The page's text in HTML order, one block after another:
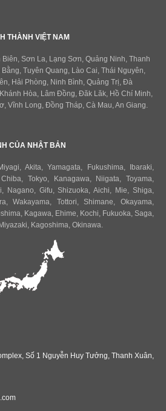
THÀNH VIỆT NAM
Sơn La, Lạng Sơn, Quảng Ninh, Thanh
Tuyên Quang, Lào Cai, Thái Nguyên,
Hải Phòng, Ninh Bình, Quảng Trị, Đà
Hòa, Lâm Đồng, Đăk Lăk, Hồ Chí Minh,
Vĩnh Long, Đồng Tháp, Cà Mau, An Giang.
CỦA NHẬT BẢN
,Akita,Yamagata, Fukushima, Ibaraki,
Chiba, Tokyo, Kanagawa, Niigata,Toyama,
, Nagano, Gifu, Shizuoka,Aichi, Mie, Shiga,
,Wakayama, Tottori, Shimane,Okayama,
, Kagawa, Ehime, Kochi, Fukuoka, Saga,
Miyazaki, Kagoshima, Okinawa.
Số 1 Nguyễn Huy Tưởng, Thanh Xuân,